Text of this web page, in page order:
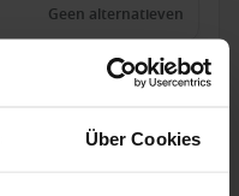
Über Cookies
Geen alternatieven
Balkonhutvan Suite